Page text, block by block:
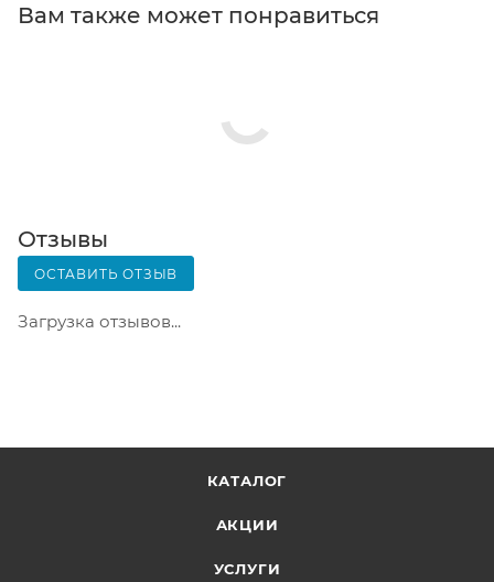
телефон или e-mail придет уникальный код.
Почтовая доставка через почту России. Когда
заказ придет в отделение, на ваш адрес придет
Вскрывать коробку самостоятельно вы можете
только после оплаты заказа. Один заказ может
содержать не больше 10 позиций и его стоимость
не должна превышать 100 000 р.
Вам также может понравиться
Отзывы
ОСТАВИТЬ ОТЗЫВ
Загрузка отзывов...
КАТАЛОГ
АКЦИИ
УСЛУГИ